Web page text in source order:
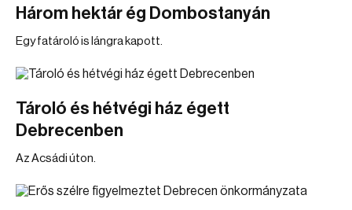
Három hektár ég Dombostanyán
Egy fatároló is lángra kapott.
Tároló és hétvégi ház égett
Debrecenben
Az Acsádi úton.